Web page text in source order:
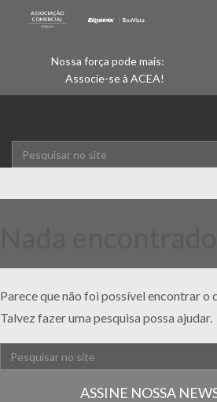
Nossa força pode mais:
Associe-se à ACEA!
Parece que não foi possível encontrar o
Talvez fazer uma pesquisa possa ajudar.
ASSINE NOSSA